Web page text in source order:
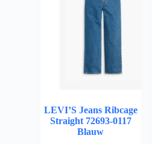
LEVI’S Jeans Ribcage
Straight 72693-0117
Blauw